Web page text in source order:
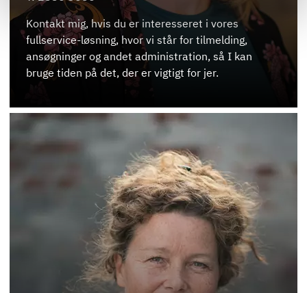
Kontakt mig, hvis du er interesseret i vores
fullservice-løsning, hvor vi står for tilmelding,
ansøgninger og andet administration, så I kan
bruge tiden på det, der er vigtigt for jer.